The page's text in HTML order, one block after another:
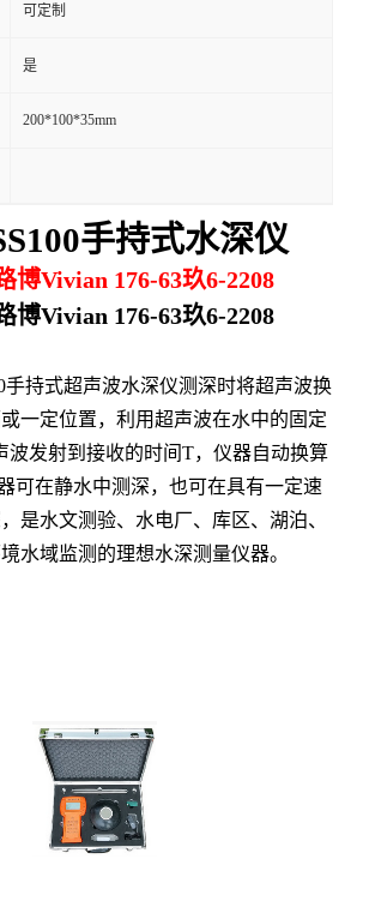
可定制
是
200*100*35mm
手持式水深仪
博Vivian 176-63玖6-2208
博Vivian 176-63玖6-2208
手持式超声波水深仪测深时将超声波换
一定位置，利用超声波在水中的固定
波发射到接收的时间T，仪器自动换算
可在静水中测深，也可在具有一定速
是水文测验、水电厂、库区、湖泊、
水域监测的理想水深测量仪器。